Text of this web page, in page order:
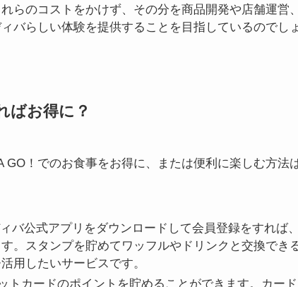
らのコストをかけず、その分を商品開発や店舗運営、
バらしい体験を提供することを目指しているのでしょ
ばお得に？
！でのお食事をお得に、または便利に楽しむ方法
バ公式アプリをダウンロードして会員登録をすれば、
。スタンプを貯めてワッフルやドリンクと交換でき
用したいサービスです。
トカードのポイントを貯めることができます。カード